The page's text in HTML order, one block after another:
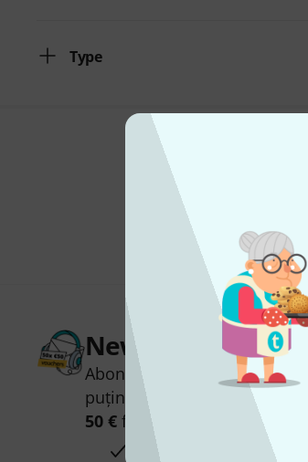
Type
Newsletter
Abonați-vă la buletinul
puțin noroc, puteți câștiga
50 €fiecare!
Contribuții inspiraționale